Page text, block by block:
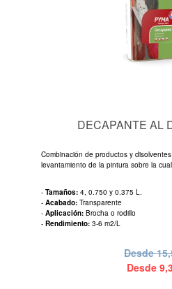
DECAPANTE AL
Combinación de productos y
levantamiento de la pintura sobre la
- Tamaños: 4, 0.750 y 0.375 L.
- Acabado: Transparente
- Aplicación: Brocha o rodillo
- Rendimiento: 3-6 m2/L
Desde
Desde